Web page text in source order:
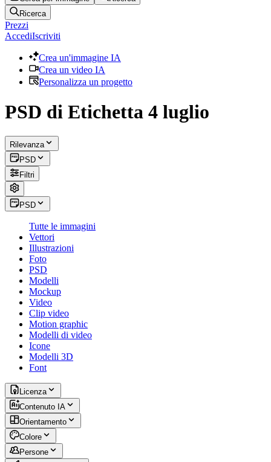
Ricerca
Prezzi
AccediIscriviti
Crea un'immagine IA
Crea un video IA
Personalizza un progetto
PSD di Etichetta 4 luglio
Rilevanza
PSD
Filtri
PSD
Tutte le immagini
Vettori
Illustrazioni
Foto
PSD
Modelli
Mockup
Video
Clip video
Motion graphic
Modelli di video
Icone
Modelli 3D
Font
Licenza
Contenuto IA
Orientamento
Colore
Persone